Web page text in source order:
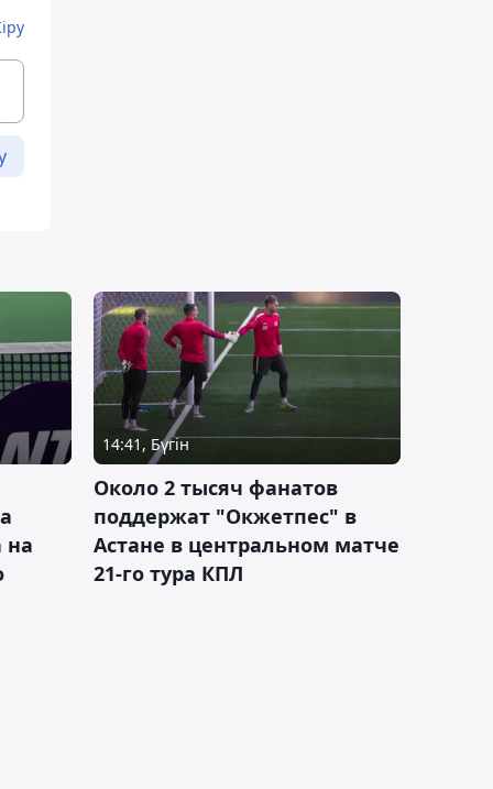
на
14:41, Бүгін
Около 2 тысяч фанатов
поддержат "Окжетпес" в
Астане в центральном матче
21-го тура КПЛ